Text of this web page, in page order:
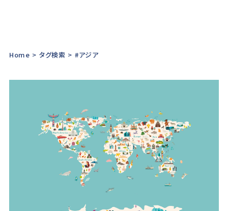
Home > タグ検索 > #アジア